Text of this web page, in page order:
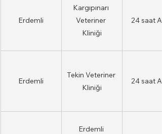
Erdemli
Kargıpınarı
Veteriner
Kliniği
24 saat
Erdemli
Tekin Veteriner
Kliniği
24 saat
Erdemli